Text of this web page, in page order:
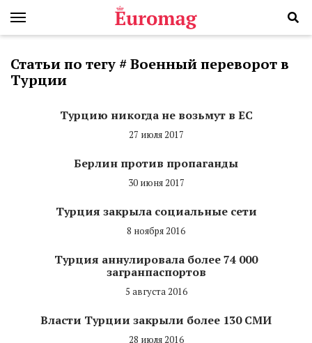
Статьи по тегу # Военный переворот в
Турции
Турцию никогда не возьмут в ЕС
27 июля 2017
Берлин против пропаганды
30 июня 2017
Турция закрыла социальные сети
8 ноября 2016
Турция аннулировала более 74 000
загранпаспортов
5 августа 2016
Власти Турции закрыли более 130 СМИ
28 июля 2016